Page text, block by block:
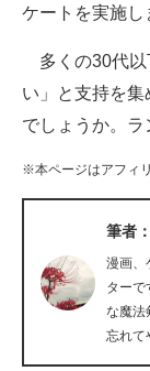
ビジネスと働き
AI活用のいま
マーケ×ITの今
ITエンジニア向
企業向けIT製品
IT製品の技術・
ケートを実施し
多くの30代以
い」と支持を
でしょうか。ラ
※本ページはアフィ
筆者
漫画、
ターで
な魔法
忘れて